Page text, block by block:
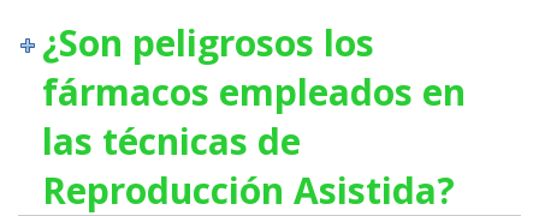
¿Son peligrosos los
fármacos empleados en
las técnicas de
Reproducción Asistida?